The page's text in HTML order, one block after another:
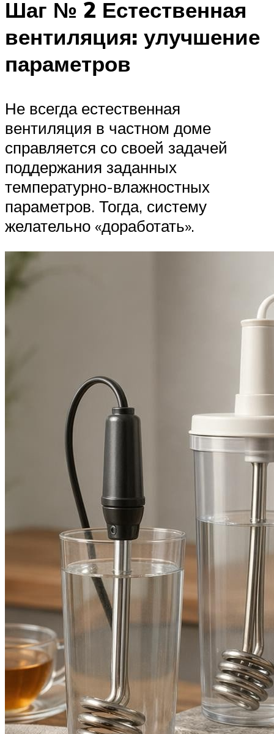
Шаг № 2 Естественная
вентиляция: улучшение
параметров
Не всегда естественная
вентиляция в частном доме
справляется со своей задачей
поддержания заданных
температурно-влажностных
параметров. Тогда, систему
желательно «доработать».